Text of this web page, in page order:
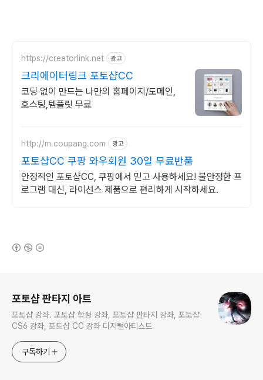
https://creatorlink.net 광고
크리에이터링크 포토샵CC
코딩 없이 만드는 나만의 홈페이지/도메인,
호스팅,템플릿 무료
http://m.coupang.com 광고
포토샵CC 쿠팡 와우회원 30일 무료반품
안정적인 포토샵CC, 쿠팡에서 믿고 사용하세요! 불안정한 프
로그램 대신, 라이선스 제품으로 편리하게 시작하세요.
포토샵 판타지 아트
포토샵 강좌. 포토샵 합성 강좌, 포토샵 판타지 강좌, 포토샵
CS6 강좌, 포토샵 CC 강좌 디지털아티스트
구독하기